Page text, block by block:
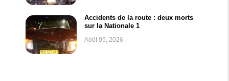
Accidents de la route : deux morts
sur la Nationale 1
Août 05, 2026